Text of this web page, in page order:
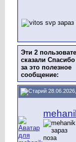
Эти 2
сказали
за это полезное
сообщение: